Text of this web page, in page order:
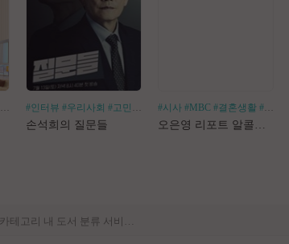
#인터뷰 #우리사회 #고민거리 #분야별
손석희의 질문들
#시사 #MBC #결혼생활 #알코올중독
[공지] 사이트 내 장기 콘텐츠 정리 작업 진행
[안내] Edge 브라우저 다운로드 경고 관련 공지